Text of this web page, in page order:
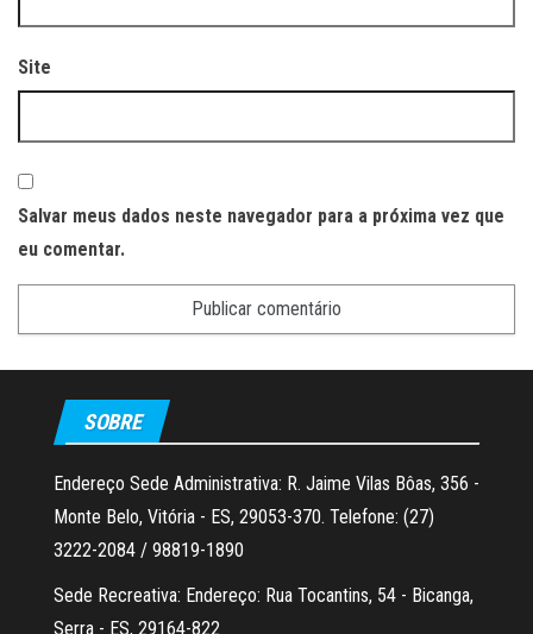
Site
Salvar meus dados neste navegador para a próxima vez que
eu comentar.
SOBRE
Endereço Sede Administrativa: R. Jaime Vilas Bôas, 356 -
Monte Belo, Vitória - ES, 29053-370. Telefone: (27)
3222-2084 / 98819-1890
Sede Recreativa: Endereço: Rua Tocantins, 54 - Bicanga,
Serra - ES, 29164-822